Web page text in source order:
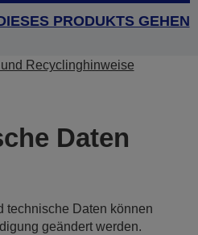
PRODUKTS GEHEN
Recyclinghinweise
Daten
technische Daten können
geändert werden.